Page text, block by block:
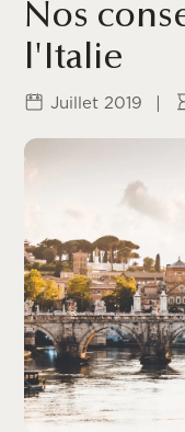
Nos
l'Italie
Juillet 2019 |